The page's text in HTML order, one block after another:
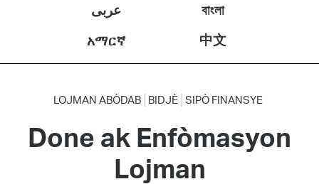
عربى
বাংলা
አማርኛ
中文
LOJMAN ABÒDAB BIDJÈ SIPÒ FINANSYE
Done ak Enfòmasyon
Lojman